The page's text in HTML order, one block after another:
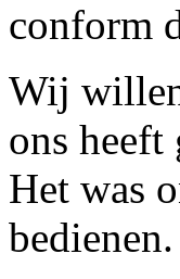
conform
Wij
ons heeft
Het was
bedienen.